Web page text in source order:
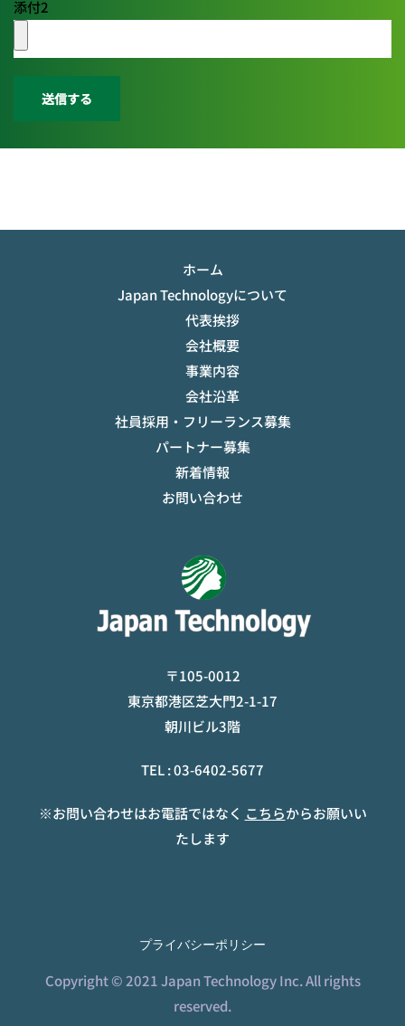
添付2
送信する
ホーム
Japan Technologyについて
代表挨拶
会社概要
事業内容
会社沿革
社員採用・フリーランス募集
パートナー募集
新着情報
お問い合わせ
〒105-0012
東京都港区芝大門2-1-17
朝川ビル3階
TEL :03-6402-5677
※お問い合わせはお電話ではなく こちらからお願いい
たします
プライバシーポリシー
Copyright © 2021 Japan Technology Inc. All rights
reserved.